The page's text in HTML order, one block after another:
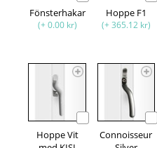
Fönsterhakar
(+ 0.00 kr)
Hoppe F1
(+ 365.12 kr)
Hoppe Vit
Connoisseur